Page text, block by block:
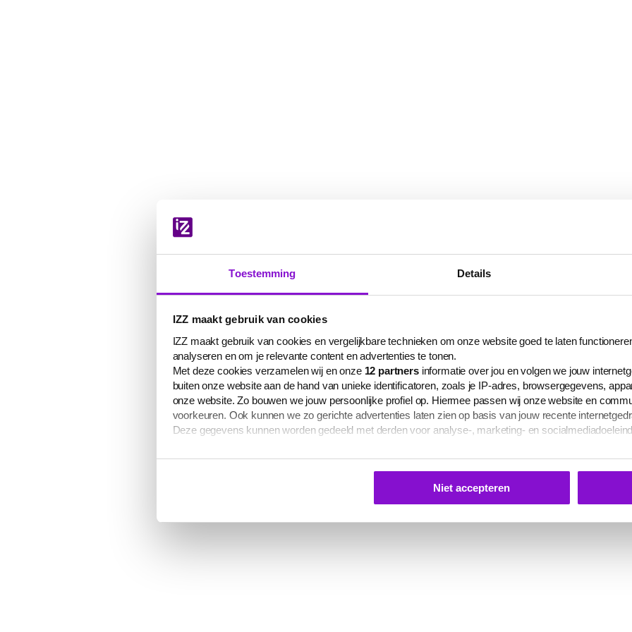
Toestemming Details
IZZ maakt gebruik van cookies
IZZ maakt gebruik van cookies en vergelijkbare technieken om onze website goed te laten
analyseren en om je relevante content en advertenties te tonen.
Met deze cookies verzamelen wij en onze 12 partners informatie over jou en volgen we jouw
buiten onze website aan de hand van unieke identificatoren, zoals je IP-adres, browsergegevens,
onze website. Zo bouwen we jouw persoonlijke profiel op. Hiermee passen wij onze website en
voorkeuren. Ook kunnen we zo gerichte advertenties laten zien op basis van jouw recente
Deze gegevens kunnen worden gedeeld met derden voor analyse-, marketing- en
De volledige lijst van cookies is te zien op het tabblad 'Details' in deze cookiemelding. Hieronder kun
verwerken van jouw gegevens om je gepersonaliseerde advertenties te laten zien.
Je kunt je cookievoorkeuren op elk moment aanpassen of intrekken viadeze link, het Cookiebot-logo
Niet accepteren